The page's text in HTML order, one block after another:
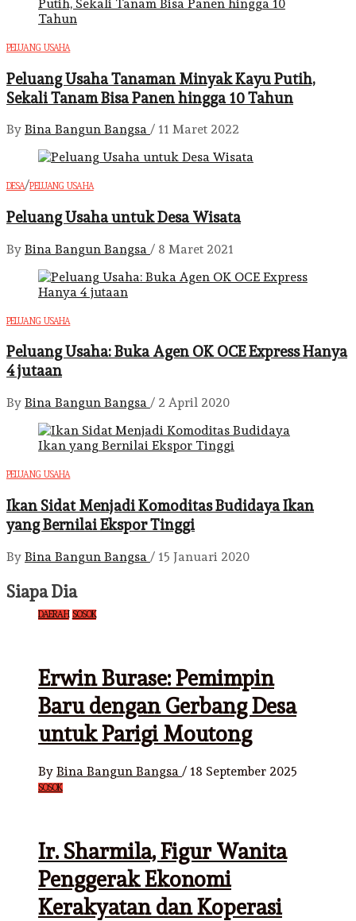
PELUANG USAHA
Peluang Usaha Tanaman Minyak Kayu Putih,
Sekali Tanam Bisa Panen hingga 10 Tahun
By Bina Bangun Bangsa / 11 Maret 2022
DESA/PELUANG USAHA
Peluang Usaha untuk Desa Wisata
By Bina Bangun Bangsa / 8 Maret 2021
PELUANG USAHA
Peluang Usaha: Buka Agen OK OCE Express Hanya
4 jutaan
By Bina Bangun Bangsa / 2 April 2020
PELUANG USAHA
Ikan Sidat Menjadi Komoditas Budidaya Ikan
yang Bernilai Ekspor Tinggi
By Bina Bangun Bangsa / 15 Januari 2020
Siapa Dia
DAERAH SOSOK
Erwin Burase: Pemimpin
Baru dengan Gerbang Desa
untuk Parigi Moutong
By Bina Bangun Bangsa / 18 September 2025
SOSOK
Ir. Sharmila, Figur Wanita
Penggerak Ekonomi
Kerakyatan dan Koperasi